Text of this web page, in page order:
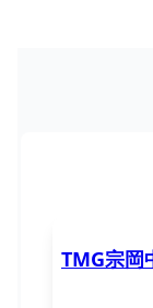
TMG宗岡